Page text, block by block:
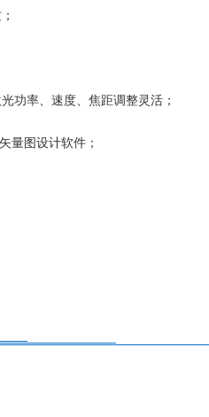
功率、速度、焦距调整灵活；
量图设计软件；